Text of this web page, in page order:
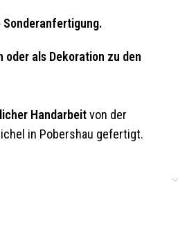
Sonderanfertigung.
oder als Dekoration zu den
Handarbeitvon der
in Pobershau gefertigt.